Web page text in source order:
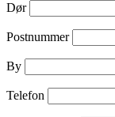
Dør
Postnummer
By
Telefon